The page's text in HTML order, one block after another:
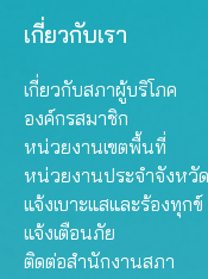
เกี่ยวกับเรา
เกี่ยวกับสภาผู้บริโภค
องค์กรสมาชิก
หน่วยงานเขตพื้นที่
หน่วยงานประจำจังหวัด
แจ้งเบาะแสและร้องทุกข์
แจ้งเตือนภัย
ติดต่อสำนักงานสภา